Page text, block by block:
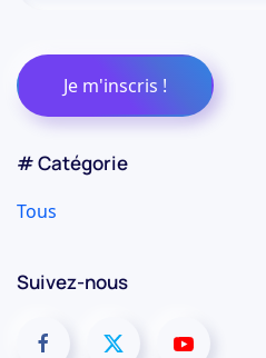
# Catégorie
Tous
Suivez-nous